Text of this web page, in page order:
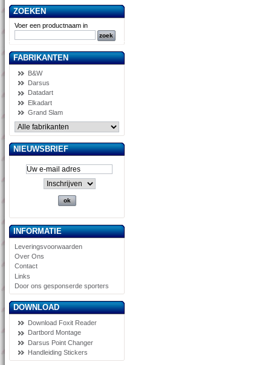
ZOEKEN
Voer een productnaam in
FABRIKANTEN
B&W
Darsus
Datadart
Elkadart
Grand Slam
NIEUWSBRIEF
INFORMATIE
Leveringsvoorwaarden
Over Ons
Contact
Links
Door ons gesponserde sporters
DOWNLOAD
Download Foxit Reader
Dartbord Montage
Darsus Point Changer
Handleiding Stickers